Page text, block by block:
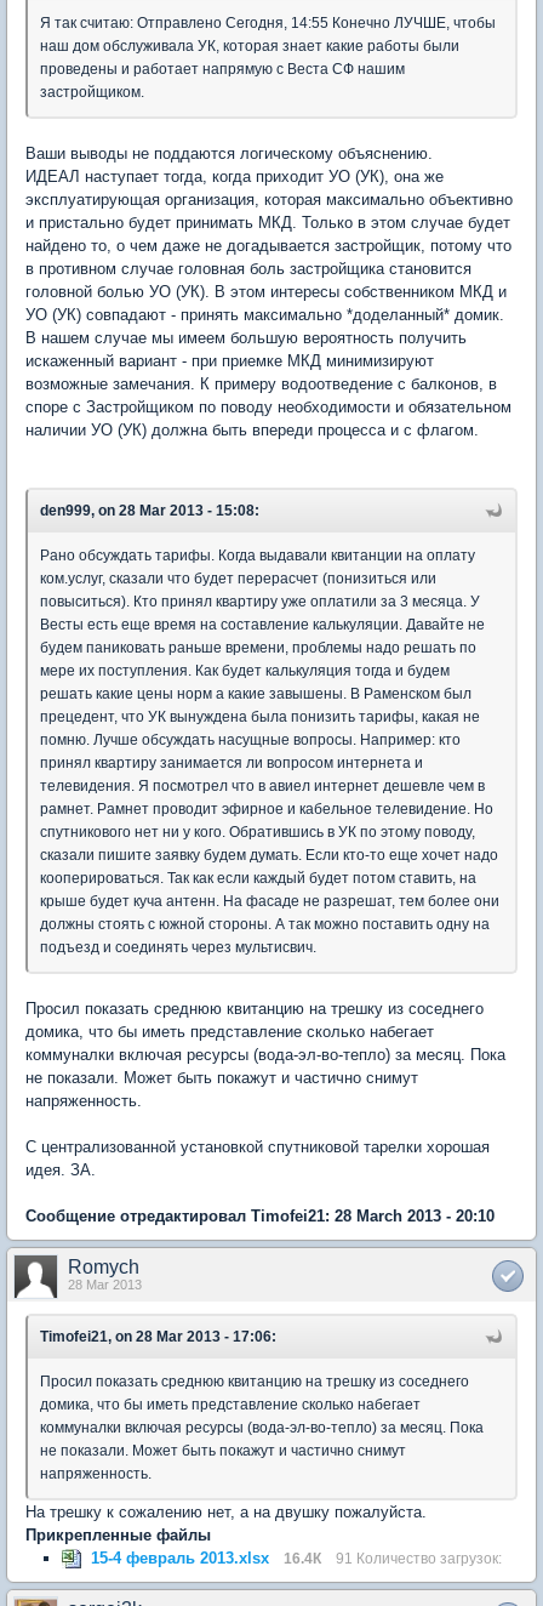
Я так считаю: Отправлено Сегодня, 14:55 Конечно ЛУЧШЕ, чтобы
наш дом обслуживала УК, которая знает какие работы были
проведены и работает напрямую с Веста СФ нашим
застройщиком.
Ваши выводы не поддаются логическому объяснению.
ИДЕАЛ наступает тогда, когда приходит УО (УК), она же
эксплуатирующая организация, которая максимально объективно
и пристально будет принимать МКД. Только в этом случае будет
найдено то, о чем даже не догадывается застройщик, потому что
в противном случае головная боль застройщика становится
головной болью УО (УК). В этом интересы собственником МКД и
УО (УК) совпадают - принять максимально *доделанный* домик.
В нашем случае мы имеем большую вероятность получить
искаженный вариант - при приемке МКД минимизируют
возможные замечания. К примеру водоотведение с балконов, в
споре с Застройщиком по поводу необходимости и обязательном
наличии УО (УК) должна быть впереди процесса и с флагом.
den999, on 28 Mar 2013 - 15:08:
Рано обсуждать тарифы. Когда выдавали квитанции на оплату
ком.услуг, сказали что будет перерасчет (понизиться или
повыситься). Кто принял квартиру уже оплатили за 3 месяца. У
Весты есть еще время на составление калькуляции. Давайте не
будем паниковать раньше времени, проблемы надо решать по
мере их поступления. Как будет калькуляция тогда и будем
решать какие цены норм а какие завышены. В Раменском был
прецедент, что УК вынуждена была понизить тарифы, какая не
помню. Лучше обсуждать насущные вопросы. Например: кто
принял квартиру занимается ли вопросом интернета и
телевидения. Я посмотрел что в авиел интернет дешевле чем в
рамнет. Рамнет проводит эфирное и кабельное телевидение. Но
спутникового нет ни у кого. Обратившись в УК по этому поводу,
сказали пишите заявку будем думать. Если кто-то еще хочет надо
кооперироваться. Так как если каждый будет потом ставить, на
крыше будет куча антенн. На фасаде не разрешат, тем более они
должны стоять с южной стороны. А так можно поставить одну на
подъезд и соединять через мультисвич.
Просил показать среднюю квитанцию на трешку из соседнего
домика, что бы иметь представление сколько набегает
коммуналки включая ресурсы (вода-эл-во-тепло) за месяц. Пока
не показали. Может быть покажут и частично снимут
напряженность.
С централизованной установкой спутниковой тарелки хорошая
идея. ЗА.
Сообщение отредактировал Timofei21: 28 March 2013 - 20:10
Romych
28 Mar 2013
Timofei21, on 28 Mar 2013 - 17:06:
Просил показать среднюю квитанцию на трешку из соседнего
домика, что бы иметь представление сколько набегает
коммуналки включая ресурсы (вода-эл-во-тепло) за месяц. Пока
не показали. Может быть покажут и частично снимут
напряженность.
На трешку к сожалению нет, а на двушку пожалуйста.
Прикрепленные файлы
15-4 февраль 2013.xlsx
16.4К 91 Количество загрузок: